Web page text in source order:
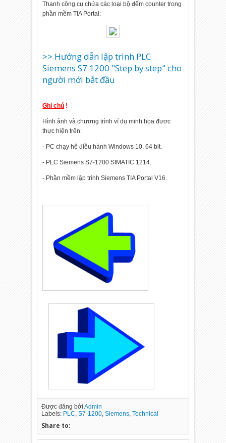
Thanh công cụ chứa các loại bộ đếm counter trong
phần mềm TIA Portal:
>> Hướng dẫn lập trình PLC
Siemens S7 1200 "Step by step" cho
người mới bắt đầu
Ghi chú !
Hình ảnh và chương trình ví dụ minh họa được
thực hiện trên:
- PC chạy hệ điều hành Windows 10, 64 bit.
- PLC Siemens S7-1200 SIMATIC 1214.
- Phần mềm lập trình Siemens TIA Portal V16.
Được đăng bởiAdmin
Labels: PLC,S7-1200,Siemens,Technical
Share to: